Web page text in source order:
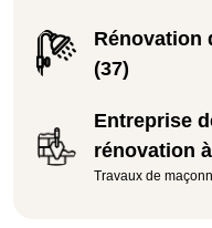
Rénovation
(37)
Entreprise
rénovation
Travaux de